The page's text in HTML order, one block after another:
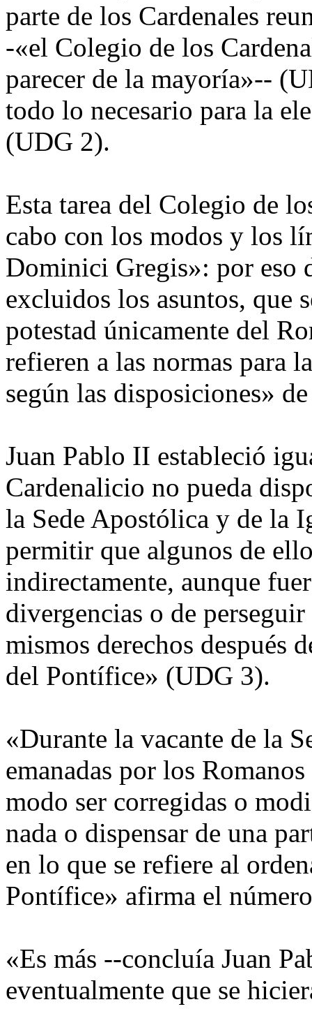
parte de los Cardenales
-«el Colegio de los
parecer de la mayoría»--
todo lo necesario para la
(UDG 2).
Esta tarea del Colegio de
cabo con los modos y los
Dominici Gregis»: por eso
excluidos los asuntos, que
potestad únicamente del
refieren a las normas para
según las disposiciones»
Juan Pablo II estableció
Cardenalicio no pueda
la Sede Apostólica y de la
permitir que algunos de
indirectamente, aunque
divergencias o de
mismos derechos después
del Pontífice» (UDG 3).
«Durante la vacante de la
emanadas por los
modo ser corregidas o
nada o dispensar de una
en lo que se refiere al
Pontífice» afirma el
«Es más --concluía Juan
eventualmente que se